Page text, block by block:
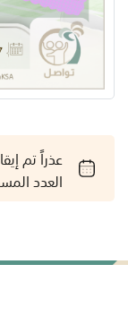
عذراً تم
العدد